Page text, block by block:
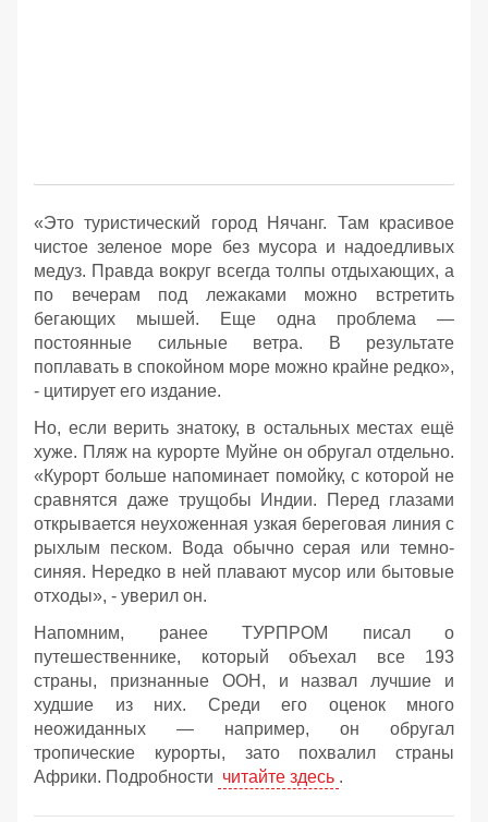
«Это туристический город Нячанг. Там красивое
чистое зеленое море без мусора и надоедливых
медуз. Правда вокруг всегда толпы отдыхающих, а
по вечерам под лежаками можно встретить
бегающих мышей. Еще одна проблема —
постоянные сильные ветра. В результате
поплавать в спокойном море можно крайне редко»,
- цитирует его издание.
Но, если верить знатоку, в остальных местах ещё
хуже. Пляж на курорте Муйне он обругал отдельно.
«Курорт больше напоминает помойку, с которой не
сравнятся даже трущобы Индии. Перед глазами
открывается неухоженная узкая береговая линия с
рыхлым песком. Вода обычно серая или темно-
синяя. Нередко в ней плавают мусор или бытовые
отходы», - уверил он.
Напомним, ранее ТУРПРОМ писал о
путешественнике, который объехал все 193
страны, признанные ООН, и назвал лучшие и
худшие из них. Среди его оценок много
неожиданных — например, он обругал
тропические курорты, зато похвалил страны
Африки. Подробности читайте здесь .